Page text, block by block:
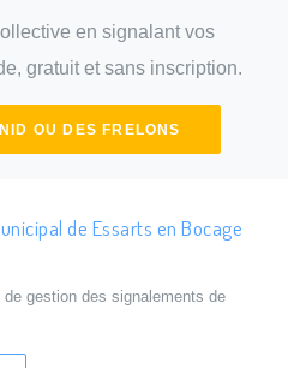
en signalant vos
gratuit et sans inscription.
OU DES FRELONS
de Essarts en Bocage
gestion des signalements de